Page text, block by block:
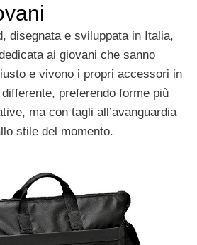
disegnata e sviluppata in Italia,
ai giovani che sanno
e vivono i propri accessori in
preferendo forme più
ma con tagli all’avanguardia
stile del momento.